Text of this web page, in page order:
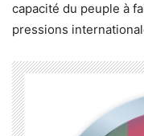
capacité du peuple à
pressions